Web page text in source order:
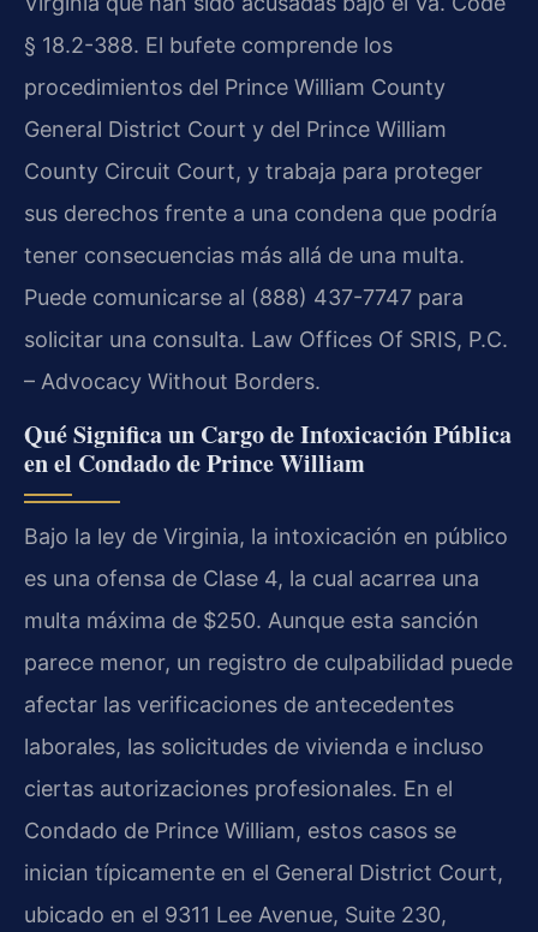
§ 18.2-388. El bufete comprende los
procedimientos del Prince William County
General District Court y del Prince William
County Circuit Court, y trabaja para proteger
sus derechos frente a una condena que podría
tener consecuencias más allá de una multa.
Puede comunicarse al (888) 437-7747 para
solicitar una consulta. Law Offices Of SRIS, P.C.
– Advocacy Without Borders.
Qué Significa un Cargo de Intoxicación Pública
en el Condado de Prince William
Bajo la ley de Virginia, la intoxicación en público
es una ofensa de Clase 4, la cual acarrea una
multa máxima de $250. Aunque esta sanción
parece menor, un registro de culpabilidad puede
afectar las verificaciones de antecedentes
laborales, las solicitudes de vivienda e incluso
ciertas autorizaciones profesionales. En el
Condado de Prince William, estos casos se
inician típicamente en el General District Court,
ubicado en el 9311 Lee Avenue, Suite 230,